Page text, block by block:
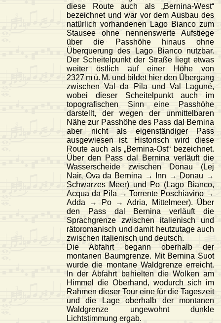
diese Route auch als „Bernina-West“
bezeichnet und war vor dem Ausbau des
natürlich vorhandenen Lago Bianco zum
Stausee ohne nennenswerte Aufstiege
über die Passhöhe hinaus ohne
Überquerung des Lago Bianco nutzbar.
Der Scheitelpunkt der Straße liegt etwas
weiter östlich auf einer Höhe von
2327 m ü. M. und bildet hier den Übergang
zwischen Val da Pila und Val Laguné,
wobei dieser Scheitelpunkt auch im
topografischen Sinn eine Passhöhe
darstellt, der wegen der unmittelbaren
Nähe zur Passhöhe des Pass dal Bernina
aber nicht als eigenständiger Pass
ausgewiesen ist. Historisch wird diese
Route auch als „Bernina-Ost“ bezeichnet.
Über den Pass dal Bernina verläuft die
Wasserscheide zwischen Donau (Lej
Nair, Ova da Bernina → Inn → Donau →
Schwarzes Meer) und Po (Lago Bianco,
Acqua da Pila → Torrente Poschiavino →
Adda → Po → Adria, Mittelmeer). Über
den Pass dal Bernina verläuft die
Sprachgrenze zwischen italienisch und
rätoromanisch und damit heutzutage auch
zwischen italienisch und deutsch.
Die Abfahrt begann oberhalb der
montanen Baumgrenze. Mit Bernina Suot
wurde die montane Waldgrenze erreicht.
In der Abfahrt behielten die Wolken am
Himmel die Oberhand, wodurch sich im
Rahmen dieser Tour eine für die Tageszeit
und die Lage oberhalb der montanen
Waldgrenze ungewohnt dunkle
Lichtstimmung ergab.